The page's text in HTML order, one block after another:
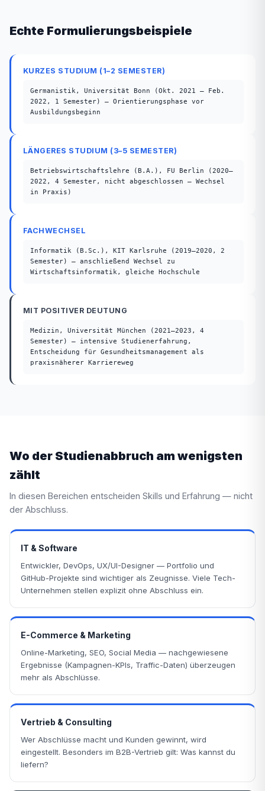
Echte Formulierungsbeispiele
KURZES STUDIUM (1–2 SEMESTER)
Germanistik, Universität Bonn (Okt. 2021 – Feb.
2022, 1 Semester) — Orientierungsphase vor
Ausbildungsbeginn
LÄNGERES STUDIUM (3–5 SEMESTER)
Betriebswirtschaftslehre (B.A.), FU Berlin (2020–
2022, 4 Semester, nicht abgeschlossen — Wechsel
in Praxis)
FACHWECHSEL
Informatik (B.Sc.), KIT Karlsruhe (2019–2020, 2
Semester) — anschließend Wechsel zu
Wirtschaftsinformatik, gleiche Hochschule
MIT POSITIVER DEUTUNG
Medizin, Universität München (2021–2023, 4
Semester) — intensive Studienerfahrung,
Entscheidung für Gesundheitsmanagement als
praxisnäherer Karriereweg
Wo der Studienabbruch am wenigsten
zählt
In diesen Bereichen entscheiden Skills und Erfahrung — nicht
der Abschluss.
IT & Software
Entwickler, DevOps, UX/UI-Designer — Portfolio und
GitHub-Projekte sind wichtiger als Zeugnisse. Viele Tech-
Unternehmen stellen explizit ohne Abschluss ein.
E-Commerce & Marketing
Online-Marketing, SEO, Social Media — nachgewiesene
Ergebnisse (Kampagnen-KPIs, Traffic-Daten) überzeugen
mehr als Abschlüsse.
Vertrieb & Consulting
Wer Abschlüsse macht und Kunden gewinnt, wird
eingestellt. Besonders im B2B-Vertrieb gilt: Was kannst du
liefern?